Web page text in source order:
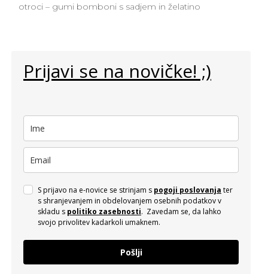
otroci – gumi bomboni s sadjem in želatino
Prijavi se na novičke! ;)
S prijavo na e-novice se strinjam s pogoji poslovanja ter
s shranjevanjem in obdelovanjem osebnih podatkov v
skladu s politiko zasebnosti. Zavedam se, da lahko
svojo privolitev kadarkoli umaknem.
Pošlji